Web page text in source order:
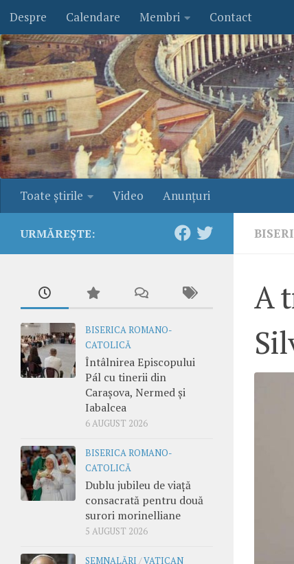
Skip to content
Despre Calendare Membri Contact
Toate ştirile Video Anunţuri
A
URMĂREȘTE:
BISERICA ROMANO-
CATOLICĂ
Întâlnirea Episcopului
Pál cu tinerii din
Carașova, Nermed și
Iabalcea
6 AUGUST 2026
BISERICA ROMANO-
CATOLICĂ
Dublu jubileu de viață
consacrată pentru două
surori morinelliane
5 AUGUST 2026
SEMNALĂRI /VATICAN